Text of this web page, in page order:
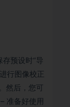
预设时“导
行图像校正
然后，您可
准备好使用